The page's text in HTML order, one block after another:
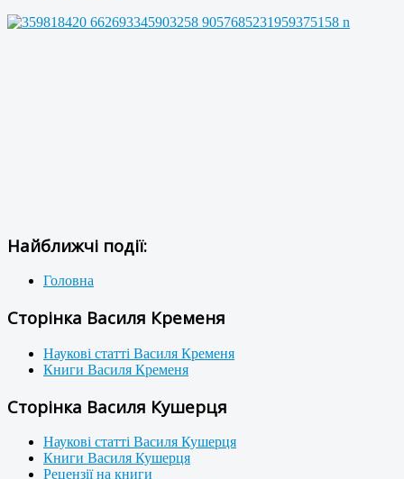
Найближчі події:
Головна
Сторінка Василя Кременя
Наукові статті Василя Кременя
Книги Василя Кременя
Сторінка Василя Кушерця
Наукові статті Василя Кушерця
Книги Василя Кушерця
Рецензії на книги